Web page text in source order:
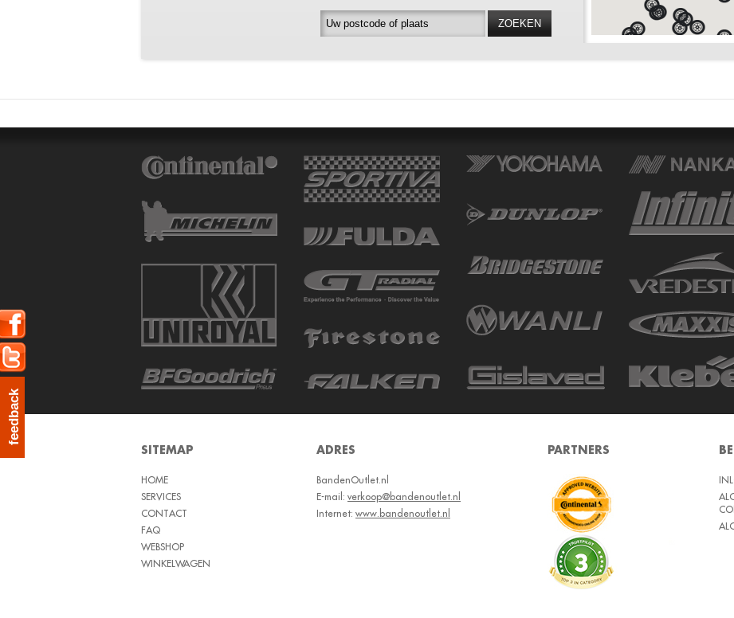
SITEMAP
HOME
SERVICES
CONTACT
FAQ
WEBSHOP
WINKELWAGEN
ADRES
BandenOutlet.nl
E-mail: verkoop@bandenoutlet.nl
Internet: www.bandenoutlet.nl
PARTNERS
feedback